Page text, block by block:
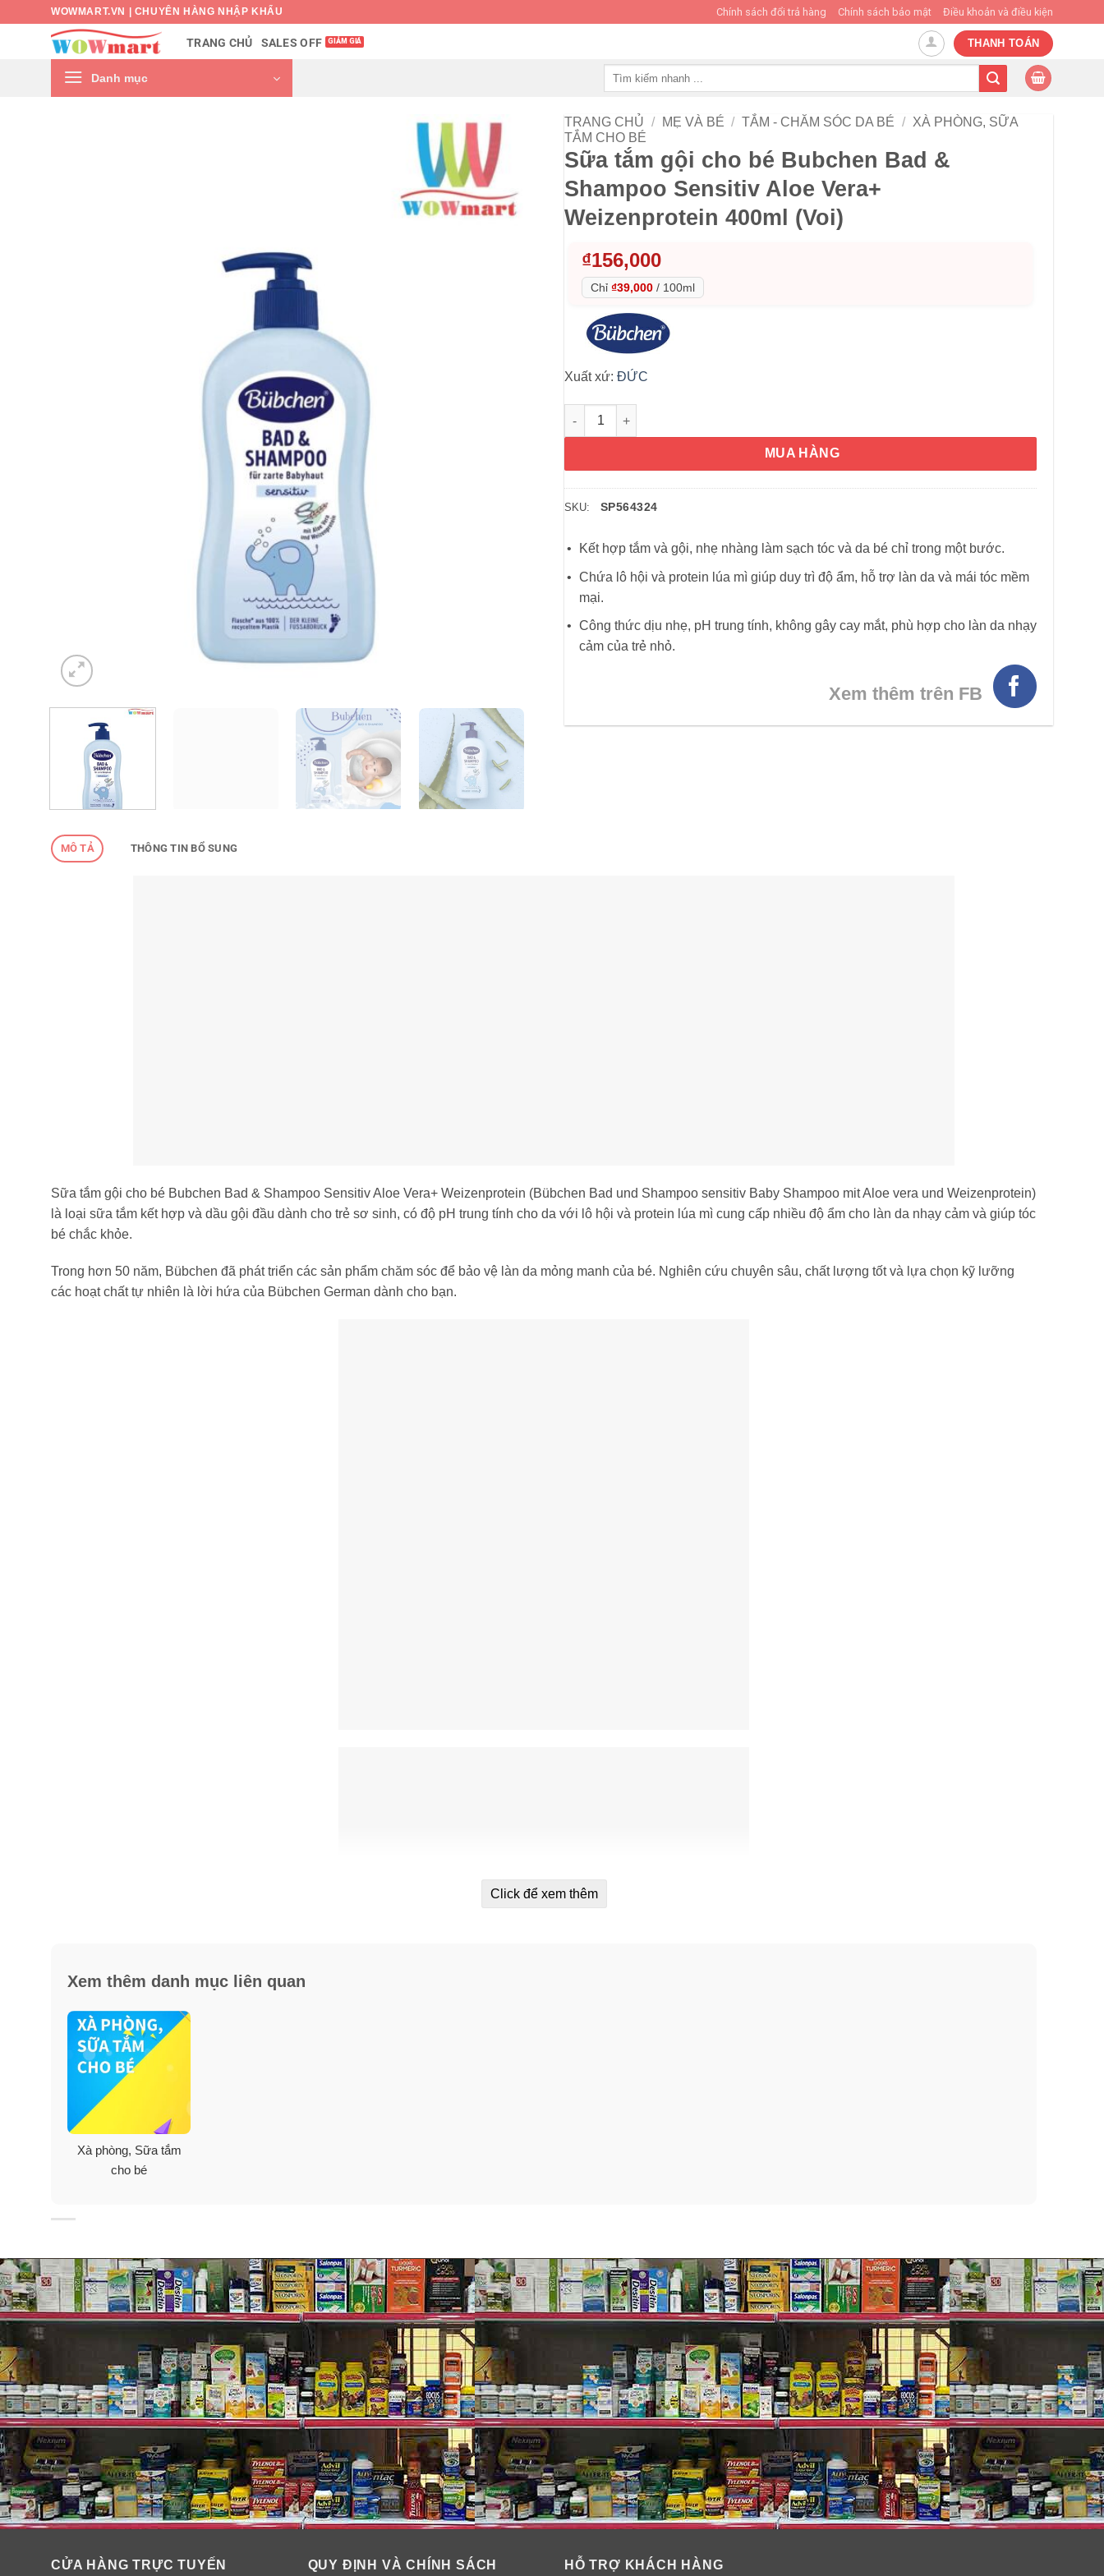
WOWMART.VN | CHUYÊN HÀNG NHẬP KHẨU Chính sách đổi trả hàng Chính sách bảo mật Điều khoản và điều kiện
TRANG CHỦ SALES OFF THANH TOÁN
Danh mục
TRANG CHỦ / MẸ VÀ BÉ / TẮM - CHĂM SÓC DA BÉ / XÀ PHÒNG, SỮA
TẮM CHO BÉ
Sữa tắm gội cho bé Bubchen Bad &
Shampoo Sensitiv Aloe Vera+
Weizenprotein 400ml (Voi)
₫156,000
Chỉ ₫39,000 / 100ml
Xuất xứ: ĐỨC
Sữa tắm gội cho bé Bubchen Bad & Shampoo Sensitiv Aloe Vera+ Weizenprotein 400ml (Voi) số
MUA HÀNG
SKU: SP564324
Kết hợp tắm và gội, nhẹ nhàng làm sạch tóc và da bé chỉ trong một bước.
Chứa lô hội và protein lúa mì giúp duy trì độ ẩm, hỗ trợ làn da và mái tóc mềm
mại.
Công thức dịu nhẹ, pH trung tính, không gây cay mắt, phù hợp cho làn da nhạy
cảm của trẻ nhỏ.
Xem thêm trên FB
MÔ TẢ THÔNG TIN BỔ SUNG
Sữa tắm gội cho bé Bubchen Bad & Shampoo Sensitiv Aloe Vera+ Weizenprotein (Bübchen Bad und Shampoo sensitiv Baby Shampoo mit Aloe vera und Weizenprotein)
là loại sữa tắm kết hợp và dầu gội đầu dành cho trẻ sơ sinh, có độ pH trung tính cho da với lô hội và protein lúa mì cung cấp nhiều độ ẩm cho làn da nhạy cảm và giúp tóc
bé chắc khỏe.
Trong hơn 50 năm, Bübchen đã phát triển các sản phẩm chăm sóc để bảo vệ làn da mỏng manh của bé. Nghiên cứu chuyên sâu, chất lượng tốt và lựa chọn kỹ lưỡng
các hoạt chất tự nhiên là lời hứa của Bübchen German dành cho bạn.
Click để xem thêm
Xem thêm danh mục liên quan
Xà phòng, Sữa tắm
cho bé
CỬA HÀNG TRỰC TUYẾN QUY ĐỊNH VÀ CHÍNH SÁCH HỖ TRỢ KHÁCH HÀNG